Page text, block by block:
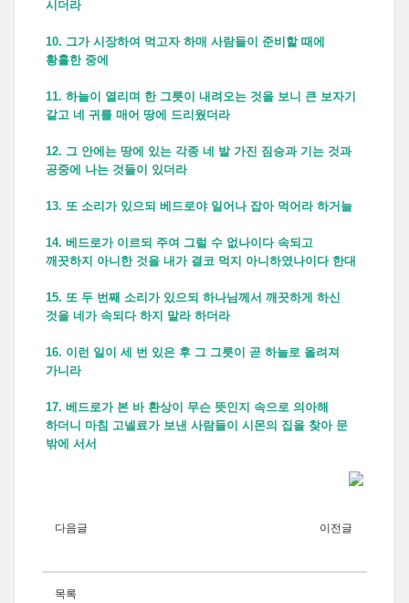
시더라
10. 그가 시장하여 먹고자 하매 사람들이 준비할 때에
황홀한 중에
11. 하늘이 열리며 한 그릇이 내려오는 것을 보니 큰 보자기
같고 네 귀를 매어 땅에 드리웠더라
12. 그 안에는 땅에 있는 각종 네 발 가진 짐승과 기는 것과
공중에 나는 것들이 있더라
13. 또 소리가 있으되 베드로야 일어나 잡아 먹어라 하거늘
14. 베드로가 이르되 주여 그럴 수 없나이다 속되고
깨끗하지 아니한 것을 내가 결코 먹지 아니하였나이다 한대
15. 또 두 번째 소리가 있으되 하나님께서 깨끗하게 하신
것을 네가 속되다 하지 말라 하더라
16. 이런 일이 세 번 있은 후 그 그릇이 곧 하늘로 올려져
가니라
17. 베드로가 본 바 환상이 무슨 뜻인지 속으로 의아해
하더니 마침 고넬료가 보낸 사람들이 시몬의 집을 찾아 문
밖에 서서
다음글 이전글
목록